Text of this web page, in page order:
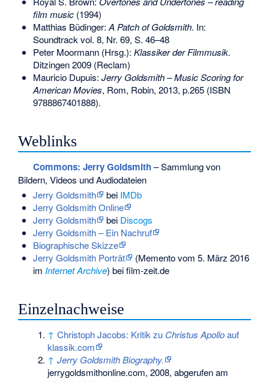
film music(1994)
Matthias Büdinger:A Patch of Goldsmith. In:
Soundtrack vol. 8, Nr. 69, S. 46–48
Peter Moormann (Hrsg.): Klassiker der Filmmusik.
Ditzingen 2009 (Reclam)
Mauricio Dupuis: Jerry Goldsmith – Music Scoring for
American Movies, Rom, Robin, 2013, p.265 (ISBN
9788867401888).
Weblinks
Commons: Jerry Goldsmith– Sammlung von
Bildern, Videos und Audiodateien
Jerry Goldsmith
bei IMDb
Jerry Goldsmith Online
Jerry Goldsmith
bei Discogs
Jerry Goldsmith – Ein Nachruf
Biographische Skizze
Jerry Goldsmith Porträt
(Mementovom 5. März 2016
im Internet Archive) bei film-zeit.de
Einzelnachweise
↑ Christoph Jacobs: Kritik zu Christus Apolloauf
klassik.com
↑ Jerry Goldsmith Biography.
jerrygoldsmithonline.com, 2008, abgerufen am